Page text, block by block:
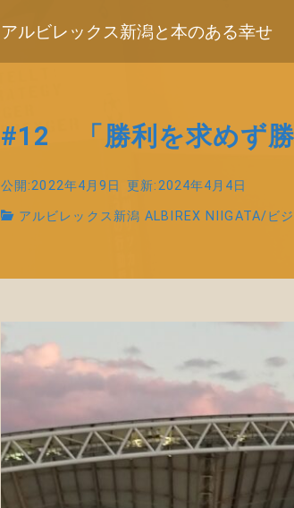
アルビレックス新潟と本のある幸せ
#12 「勝利を求めず
公開:2022年4月9日 更新:2024年4月4日
アルビレックス新潟 ALBIREX NIIGATA/ビ